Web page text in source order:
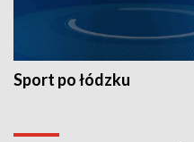
Sport po łódzku